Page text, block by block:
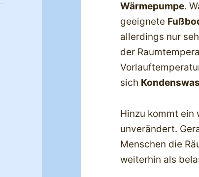
Wärmepumpe.
geeignete
allerdings nur
der
sich
Hinzu kommt
unverändert.
Menschen die
weiterhin als